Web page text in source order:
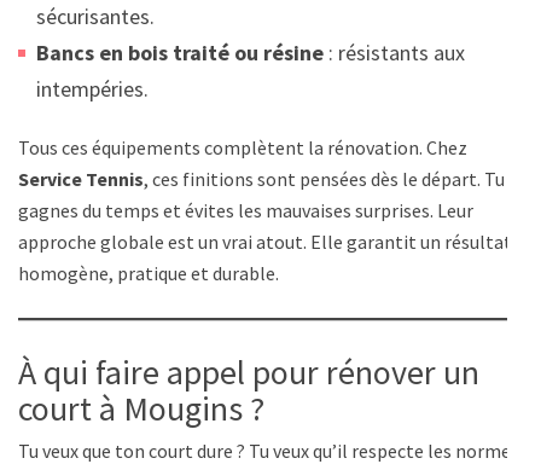
sécurisantes.
Bancs en bois traité ou résine : résistants aux
intempéries.
Tous ces équipements complètent la rénovation. Chez
Service Tennis, ces finitions sont pensées dès le départ. Tu
gagnes du temps et évites les mauvaises surprises. Leur
approche globale est un vrai atout. Elle garantit un résultat
homogène, pratique et durable.
À qui faire appel pour rénover un
court à Mougins ?
Tu veux que ton court dure ? Tu veux qu’il respecte les normes